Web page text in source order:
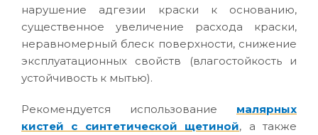
нарушение адгезии краски к основанию,
существенное увеличение расхода краски,
неравномерный блеск поверхности, снижение
эксплуатационных свойств (влагостойкость и
устойчивость к мытью).
Рекомендуется использование малярных
кистей с синтетической щетиной, а также